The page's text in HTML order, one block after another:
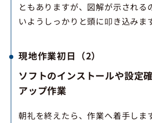
ともありますが、図解が示される
いようしっかりと頭に叩き込みま
現地作業初日（2）
ソフトのインストールや設定
アップ作業
朝礼を終えたら、作業へ着手しま